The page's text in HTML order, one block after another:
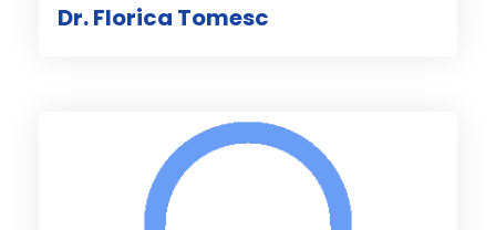
Dr. Florica Tomesc